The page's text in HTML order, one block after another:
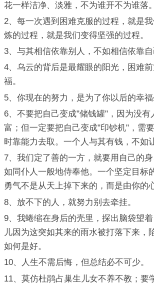
花一样洁净、淡雅，不为谁开不为谁落。
2、每一次遇到困难克服的过程，就是
炼的过程，就是我们变得坚强的过程。
3、与其相信依靠别人，不如相信依靠自
4、乌云的背后是最耀眼的阳光，困难
福。
5、你现在的努力，是为了你以后的幸福
6、不要把自己变成"储钱罐"，因为没有
富；但一定要把自己变成"印钞机"，需
时靠能力去取。一个人与其有钱，不如
7、我们定了善的一方，就要用自己的身
如同仆人一般地侍奉他。一个坚定目标
勇气不是从天上掉下来的，而是由你的
8、放不下的人，就努力别去牵挂。
9、我蜷缩在身后的壳里，探出脑袋望
儿因为这突如其来的雨水被打落下来，
如何是好。
10、人生不需后悔，但总结必不可少。
11、莫仿杜鹃占巢生儿女不养不教；要